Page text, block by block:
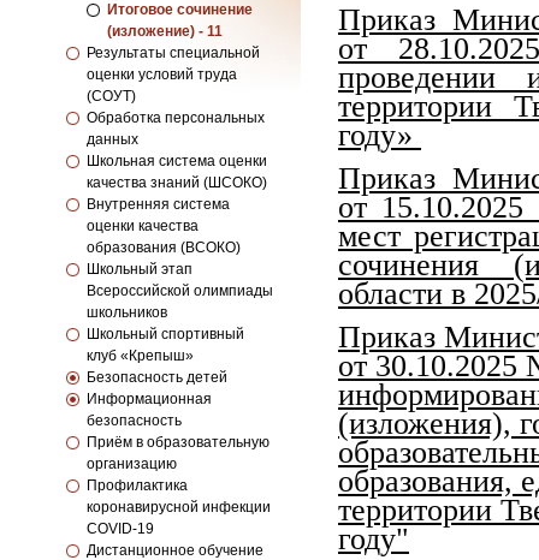
Итоговое сочинение
(изложение) - 11
Результаты специальной
оценки условий труда
(СОУТ)
Обработка персональных
данных
Школьная система оценки
качества знаний (ШСОКО)
Внутренняя система
оценки качества
образования (ВСОКО)
Школьный этап
Всероссийской олимпиады
школьников
Школьный спортивный
клуб «Крепыш»
Безопасность детей
Информационная
безопасность
Приём в образовательную
организацию
Профилактика
коронавирусной инфекции
COVID-19
Дистанционное обучение
Приказ
от
проведении
территории
году»
Приказ
от
мест
сочинения
области в
Приказ
от
(изложения),
образования,
территории
году"